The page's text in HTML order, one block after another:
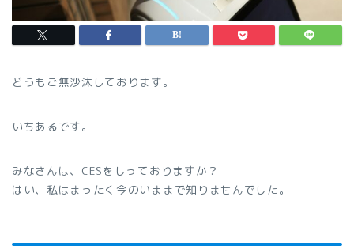
どうもご無沙汰しております。
いちあるです。
みなさんは、CESをしっておりますか？
はい、私はまったく今のいままで知りませんでした。